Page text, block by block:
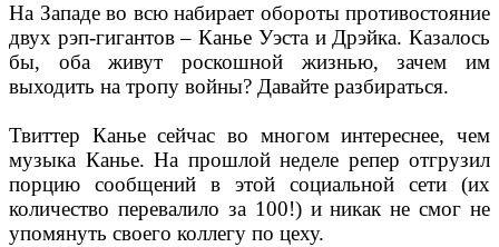
На Западе во всю набирает обороты противостояние
двух рэп-гигантов – Канье Уэста и Дрэйка. Казалось
бы, оба живут роскошной жизнью, зачем им
выходить на тропу войны? Давайте разбираться.
Твиттер Канье сейчас во многом интереснее, чем
музыка Канье. На прошлой неделе репер отгрузил
порцию сообщений в этой социальной сети (их
количество перевалило за 100!) и никак не смог не
упомянуть своего коллегу по цеху.